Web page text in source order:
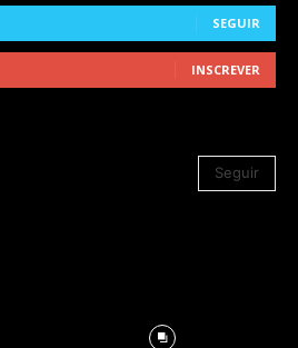
SEGUIR
INSCREVER
Seguir